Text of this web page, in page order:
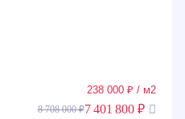
238 000 ₽ / м2
8 708 000 ₽7 401 800 ₽